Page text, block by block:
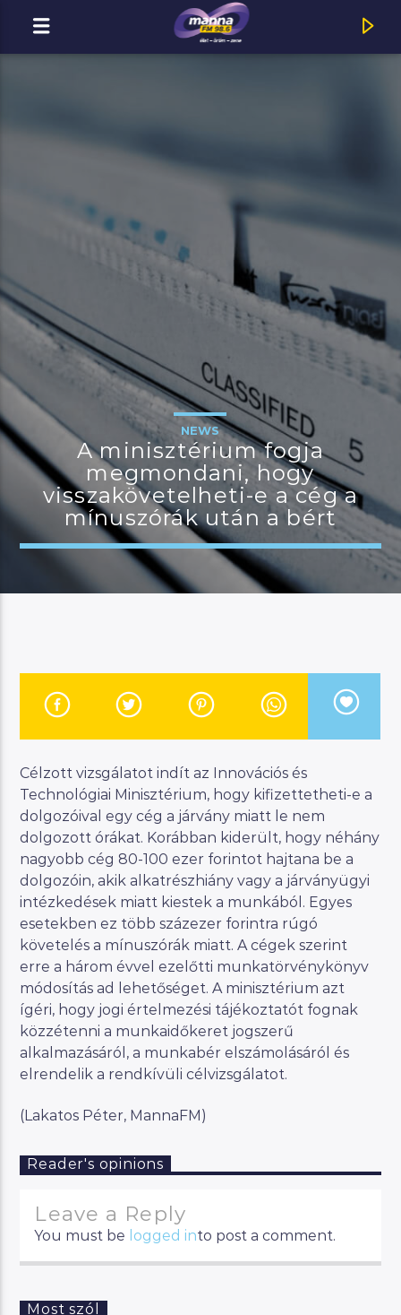
MOST ADÁSBAN
MannaFM
JELENLEGI MŰSOR
CINEMANNA
18:00 19:00
Manna FM
NEWS
A minisztérium fogja
megmondani, hogy
visszakövetelheti-e a cég a
mínuszórák után a bért
Célzott vizsgálatot indít az Innovációs és
Technológiai Minisztérium, hogy kifizettetheti-e a
dolgozóival egy cég a járvány miatt le nem
dolgozott órákat. Korábban kiderült, hogy néhány
nagyobb cég 80-100 ezer forintot hajtana be a
dolgozóin, akik alkatrészhiány vagy a járványügyi
intézkedések miatt kiestek a munkából. Egyes
esetekben ez több százezer forintra rúgó
követelés a mínuszórák miatt. A cégek szerint
erre a három évvel ezelőtti munkatörvénykönyv
módosítás ad lehetőséget. A minisztérium azt
ígéri, hogy jogi értelmezési tájékoztatót fognak
közzétenni a munkaidőkeret jogszerű
alkalmazásáról, a munkabér elszámolásáról és
elrendelik a rendkívüli célvizsgálatot.
(Lakatos Péter, MannaFM)
Reader's opinions
Leave a Reply
You must be logged into post a comment.
Most szól